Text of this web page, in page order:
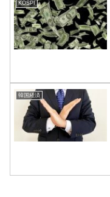
KOSPI
韓国経済